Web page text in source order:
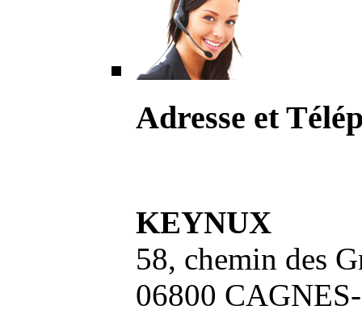
Adresse et
KEYNUX
58, chemin des
06800